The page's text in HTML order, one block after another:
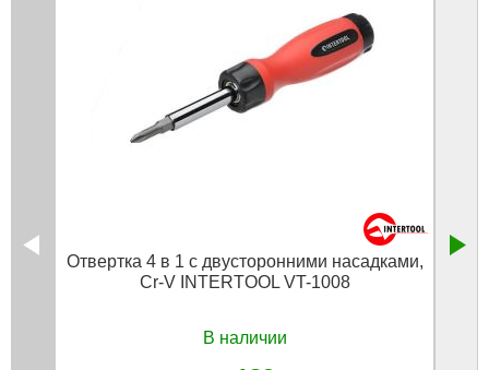
Отвертка 4 в 1 с двусторонними насадками,
Cr-V INTERTOOL VT-1008
В наличии